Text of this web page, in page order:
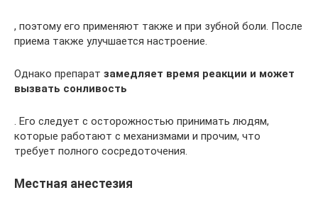
, поэтому его применяют также и при зубной боли. После
приема также улучшается настроение.
Однако препарат замедляет время реакции и может
вызвать сонливость
. Его следует с осторожностью принимать людям,
которые работают с механизмами и прочим, что
требует полного сосредоточения.
Местная анестезия